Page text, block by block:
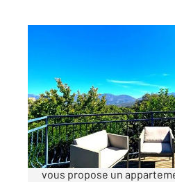
Appartement T3 à
139 500 €
Votre agence CENTURY 21
vous propose un